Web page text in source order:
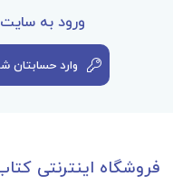
ورود به سایت
وارد حسابتان
فروشگاه اینترنتی